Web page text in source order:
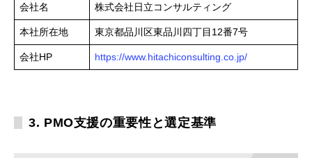
会社名 株式会社日立コンサルティング
本社所在地 東京都品川区東品川四丁目12番7号
会社HP https://www.hitachiconsulting.co.jp/
3. PMO支援の重要性と選定基準